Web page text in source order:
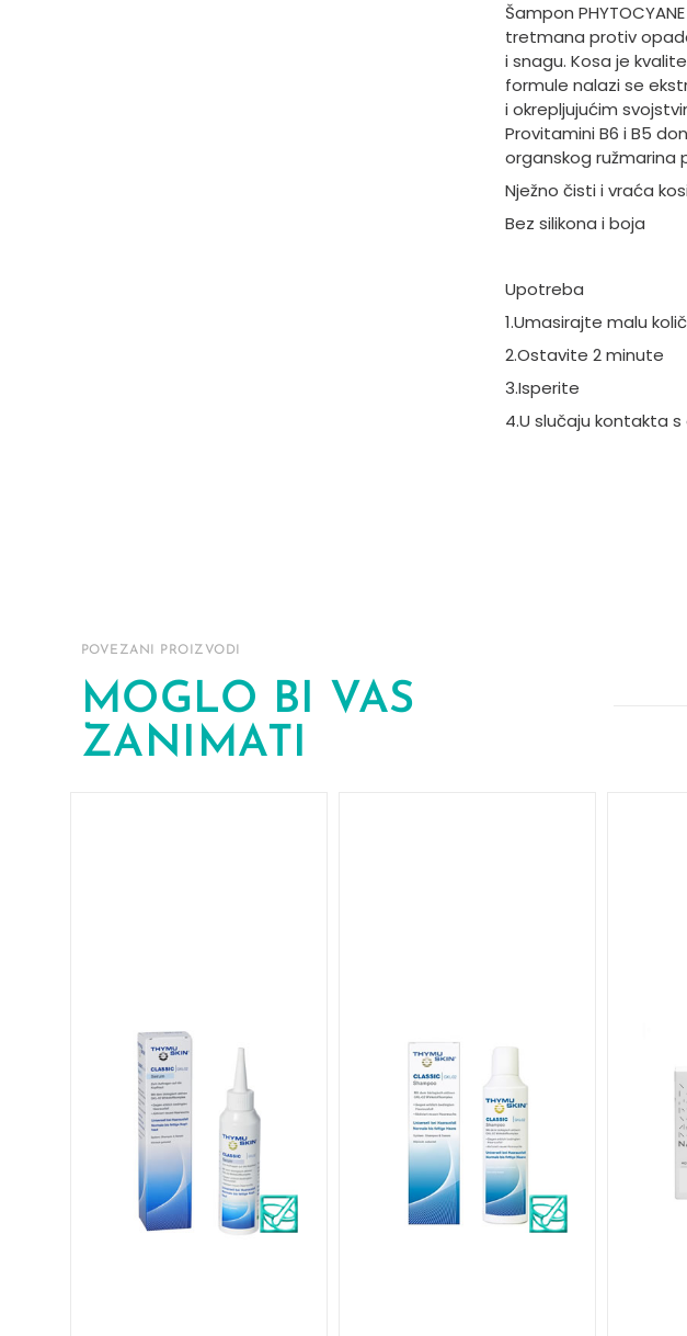
Šampon
tretmana protiv
i snagu. Kosa je
formule nalazi se
i okrepljujućim
Provitamini B6 i B5
organskog ružmarina
Nježno čisti i vraća
Bez silikona i boja
Upotreba
1.Umasirajte malu
2.Ostavite 2 minute
3.Isperite
4.U slučaju kontakta
POVEZANI PROIZVODI
MOGLO BI VAS
ZANIMATI